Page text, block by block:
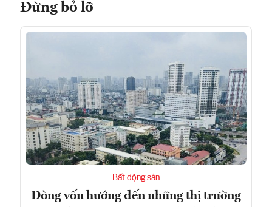
Đừng bỏ lỡ
Bất động sản
Dòng vốn hướng đến những thị trường